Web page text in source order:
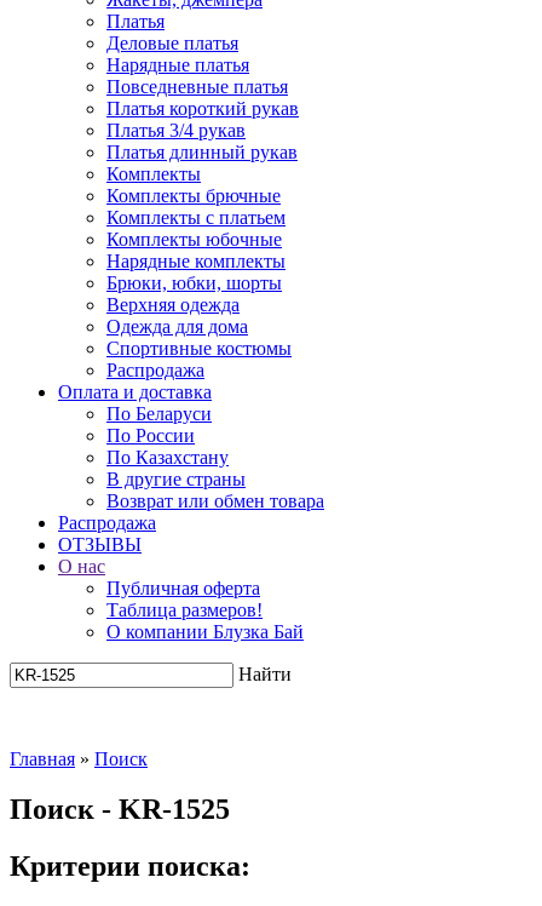
Платья
Деловые платья
Нарядные платья
Повседневные платья
Платья короткий рукав
Платья 3/4 рукав
Платья длинный рукав
Комплекты
Комплекты брючные
Комплекты с платьем
Комплекты юбочные
Нарядные комплекты
Брюки, юбки, шорты
Верхняя одежда
Одежда для дома
Спортивные костюмы
Распродажа
Оплата и доставка
По Беларуси
По России
По Казахстану
В другие страны
Возврат или обмен товара
Распродажа
ОТЗЫВЫ
О нас
Публичная оферта
Таблица размеров!
О компании Блузка Бай
Найти
Главная » Поиск
Поиск - KR-1525
Критерии поиска: